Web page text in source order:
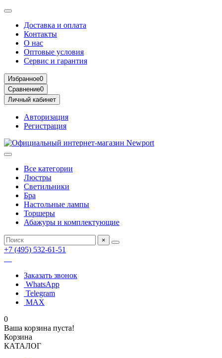
Доставка и оплата
Контакты
О нас
Оптовые условия
Сервис и гарантия
Избранное0
Сравнение0
Личный кабинет
Авторизация
Регистрация
Все категории
Люстры
Светильники
Бра
Настольные лампы
Торшеры
Абажуры и комплектующие
×
+7 (495) 532-61-51
Заказать звонок
WhatsApp
Telegram
MAX
0
Ваша корзина пуста!
Корзина
КАТАЛОГ